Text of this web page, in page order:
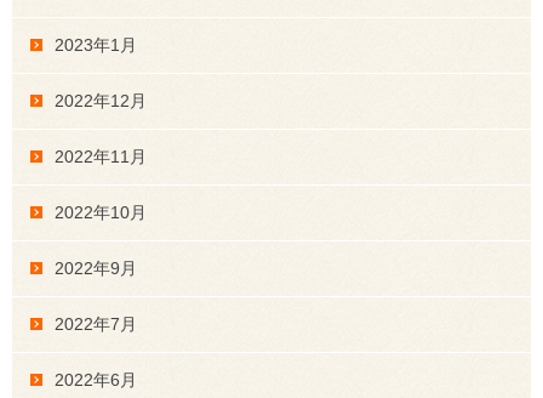
2023年1月
2022年12月
2022年11月
2022年10月
2022年9月
2022年7月
2022年6月